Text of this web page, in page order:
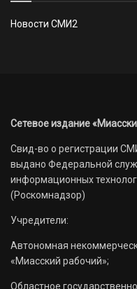
Новости СМИ2
Сетевое издание
Свид-во о регистрации
выдано Федеральной
информационных
(Роскомнадзор)
Учредители:
Автономная
«Миасский рабочий»;
Областное